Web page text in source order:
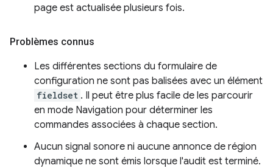
page est actualisée plusieurs fois.
Problèmes connus
Les différentes sections du formulaire de
configuration ne sont pas balisées avec un élément
fieldset . Il peut être plus facile de les parcourir
en mode Navigation pour déterminer les
commandes associées à chaque section.
Aucun signal sonore ni aucune annonce de région
dynamique ne sont émis lorsque l'audit est terminé.